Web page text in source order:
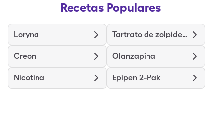
Recetas Populares
Loryna Tartrato de zolpidem
Creon Olanzapina
Nicotina Epipen 2-Pak